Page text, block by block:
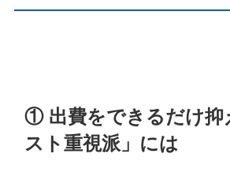
① 出費をできるだけ抑
スト重視派」には